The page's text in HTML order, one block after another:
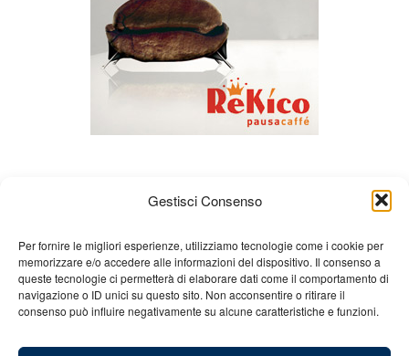
Gestisci Consenso
Per fornire le migliori esperienze, utilizziamo tecnologie come i cookie per
memorizzare e/o accedere alle informazioni del dispositivo. Il consenso a
queste tecnologie ci permetterà di elaborare dati come il comportamento di
navigazione o ID unici su questo sito. Non acconsentire o ritirare il
consenso può influire negativamente su alcune caratteristiche e funzioni.
Chi siamo Gian Carlo Minardi
Gear
Merchandising
Partners Contatti